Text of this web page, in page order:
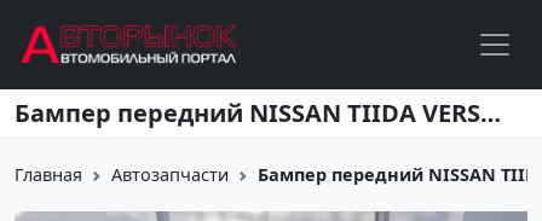
Перейти к основному содержанию Бампер передний NISSAN TIIDA VERSA 2007-2014 Краснодар
Главная Автозапчасти Бампер передний NISSAN